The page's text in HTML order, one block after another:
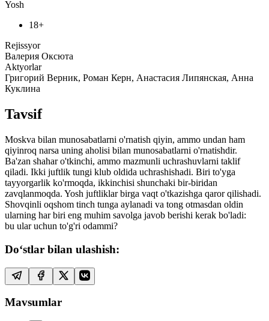
Yosh
18+
Rejissyor
Валерия Оксюта
Aktyorlar
Григорий Верник, Роман Керн, Анастасия Липянская, Анна
Куклина
Tavsif
Moskva bilan munosabatlarni o'rnatish qiyin, ammo undan ham
qiyinroq narsa uning aholisi bilan munosabatlarni o'rnatishdir.
Ba'zan shahar o'tkinchi, ammo mazmunli uchrashuvlarni taklif
qiladi. Ikki juftlik tungi klub oldida uchrashishadi. Biri to'yga
tayyorgarlik ko'rmoqda, ikkinchisi shunchaki bir-biridan
zavqlanmoqda. Yosh juftliklar birga vaqt o'tkazishga qaror qilishadi.
Shovqinli oqshom tinch tunga aylanadi va tong otmasdan oldin
ularning har biri eng muhim savolga javob berishi kerak bo'ladi:
bu ular uchun to'g'ri odammi?
Do‘stlar bilan ulashish:
Mavsumlar